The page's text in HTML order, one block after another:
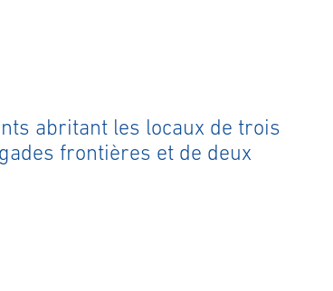
abritant les locaux de trois
frontières et de deux